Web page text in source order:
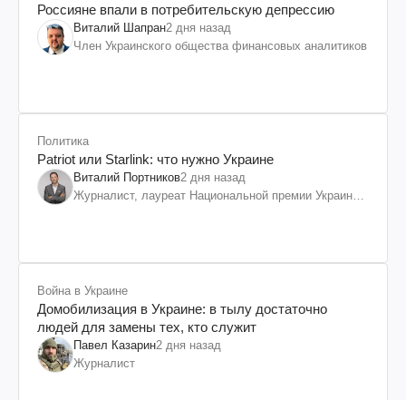
Россияне впали в потребительскую депрессию
Виталий Шапран2 дня назад
Член Украинского общества финансовых аналитиков
Политика
Patriot или Starlink: что нужно Украине
Виталий Портников2 дня назад
Журналист, лауреат Национальной премии Украины
Война в Украине
Домобилизация в Украине: в тылу достаточно
людей для замены тех, кто служит
Павел Казарин2 дня назад
Журналист